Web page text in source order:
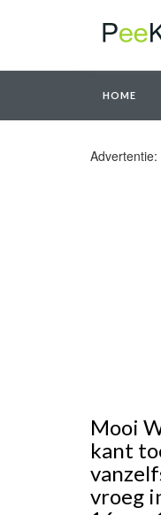
HOME
Advertentie:
Mooi
kant
vroeg